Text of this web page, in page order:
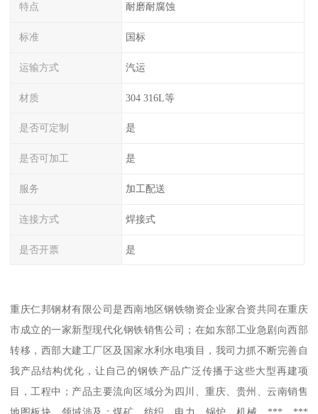
特点 耐磨耐腐蚀
标准 国标
运输方式 汽运
材质 304 316L等
是否可定制 是
是否可加工 是
服务 加工配送
连接方式 焊接式
是否开票 是
重庆仁邦钢材有限公司是西南地区钢铁物资企业家合资共同在重庆
市成立的一家新型现代化钢铁销售公司；在如东部工业急剧向西部
转移，西部大建工厂区及国家水利水电项目，我司力抓不断完善自
我产品结构优化，让自己的钢铁产品广泛传播于这些大型再建项
目，工程中；产品主要流向区域分为四川、重庆、贵州、云南销售